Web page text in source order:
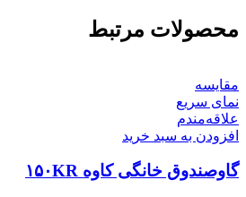
محصولات مرتبط
مقایسه
نمای سریع
علاقه‌مندم
افزودن به سبد خرید
گاوصندوق خانگی کاوه ۱۵۰KR